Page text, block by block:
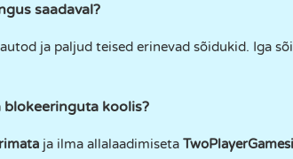
saadaval?
ja paljud teised erinevad sõidukid. Iga
blokeeringuta koolis?
ja ilma allalaadimiseta TwoPlayerGamesi